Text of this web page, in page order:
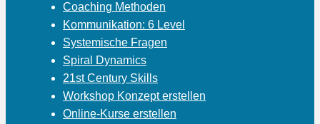
Coaching Methoden
Kommunikation: 6 Level
Systemische Fragen
Spiral Dynamics
21st Century Skills
Workshop Konzept erstellen
Online-Kurse erstellen